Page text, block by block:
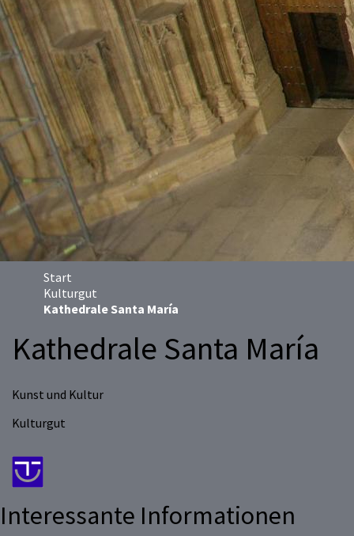
Start
Kulturgut
Kathedrale Santa María
Kathedrale Santa María
Kunst und Kultur
Kulturgut
Interessante Informationen